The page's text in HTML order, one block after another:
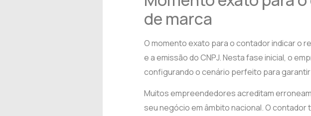
de marca
O momento exato para o contador indicar o
e a emissão do CNPJ. Nesta fase inicial, o
configurando o cenário perfeito para
Muitos empreendedores acreditam
seu negócio em âmbito nacional. O